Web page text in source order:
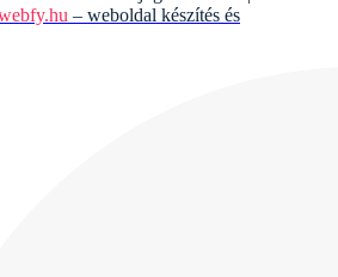
– weboldal készítés és